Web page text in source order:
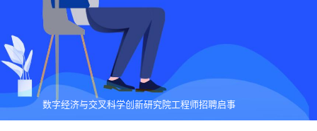
数字经济与